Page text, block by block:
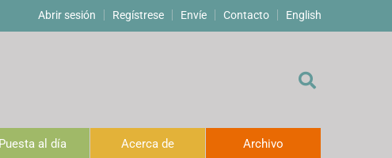
Abrir sesión Regístrese Envíe Contacto English
Puesta al día Acerca de Archivo